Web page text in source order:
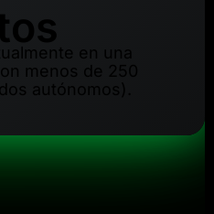
en una
menos de 250
autónomos).